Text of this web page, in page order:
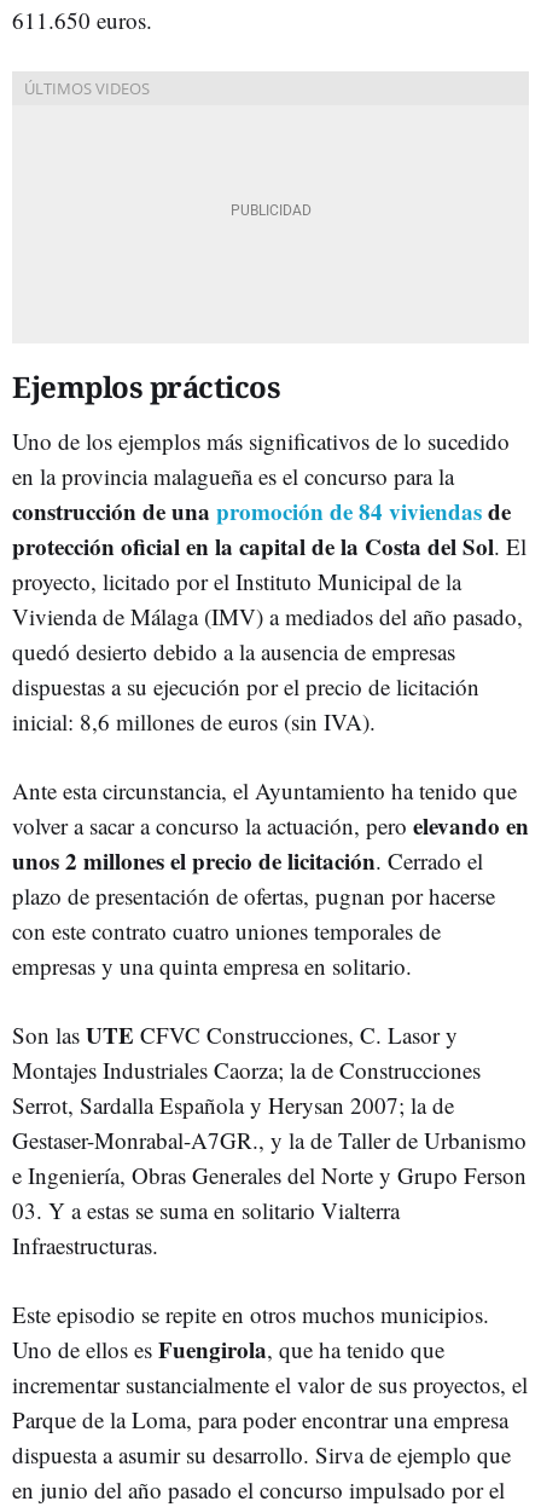
611.650 euros.
Ejemplos prácticos
Uno de los ejemplos más significativos de lo sucedido
en la provincia malagueña es el concurso para la
construcción de una promoción de 84 viviendasde
protección oficial en la capital de la Costa del Sol. El
proyecto, licitado por el Instituto Municipal de la
Vivienda de Málaga (IMV) a mediados del año pasado,
quedó desierto debido a la ausencia de empresas
dispuestas a su ejecución por el precio de licitación
inicial: 8,6 millones de euros (sin IVA).
Ante esta circunstancia, el Ayuntamiento ha tenido que
volver a sacar a concurso la actuación, pero elevando en
unos 2 millones el precio de licitación. Cerrado el
plazo de presentación de ofertas, pugnan por hacerse
con este contrato cuatro uniones temporales de
empresas y una quinta empresa en solitario.
Son las UTE CFVC Construcciones, C. Lasor y
Montajes Industriales Caorza; la de Construcciones
Serrot, Sardalla Española y Herysan 2007; la de
Gestaser-Monrabal-A7GR., y la de Taller de Urbanismo
e Ingeniería, Obras Generales del Norte y Grupo Ferson
03. Y a estas se suma en solitario Vialterra
Infraestructuras.
Este episodio se repite en otros muchos municipios.
Uno de ellos es Fuengirola, que ha tenido que
incrementar sustancialmente el valor de sus proyectos, el
Parque de la Loma, para poder encontrar una empresa
dispuesta a asumir su desarrollo. Sirva de ejemplo que
en junio del año pasado el concurso impulsado por el